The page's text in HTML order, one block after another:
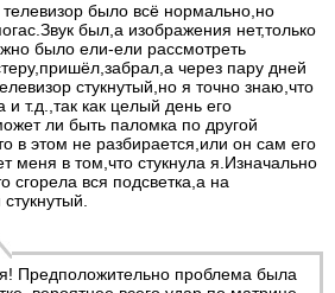
телевизор было всё нормально,но
был,а изображения нет,только
было ели-ели рассмотреть
через пару дней
стукнутый,но я точно знаю,что
т.д.,так как целый день его
ли быть паломка по другой
в этом не разбирается,или он сам его
меня в том,что стукнула я.Изначально
сгорела вся подсветка,а на
Предположительно проблема была